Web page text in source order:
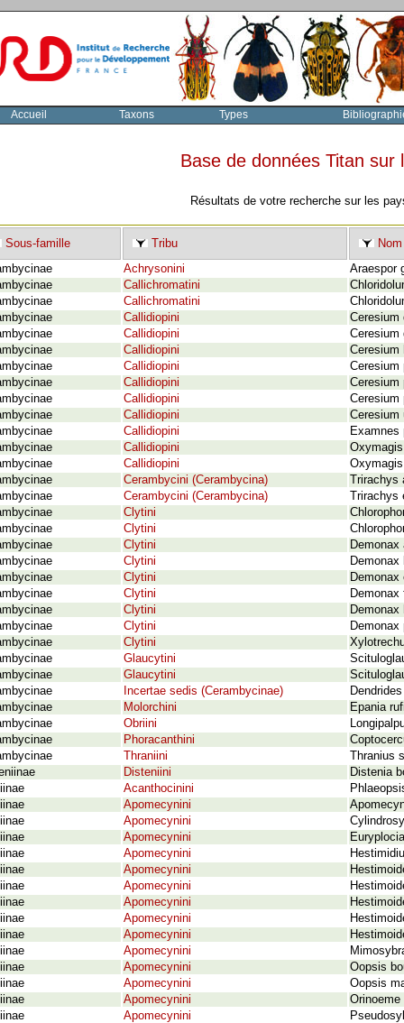
Accueil Taxons Types
Base de données Titan
Résultats de votre recherche sur les
Sous-famille Tribu
Achrysonini
Araespor
Callichromatini
Callichromatini
Callidiopini
Ceresium
Callidiopini
Ceresium
Callidiopini
Ceresium
Callidiopini
Ceresium
Callidiopini
Ceresium
Callidiopini
Ceresium
Callidiopini
Ceresium
Callidiopini
Examnes
Callidiopini
Callidiopini
Cerambycini (Cerambycina)
Cerambycini (Cerambycina)
Clytini
Clytini
Clytini
Clytini
Clytini
Clytini
Demonax
Clytini
Clytini
Clytini
Glaucytini
Glaucytini
Incertae sedis (Cerambycinae)
Molorchini
Epania
Obriini
Phoracanthini
Thraniini
Thranius
Disteniini
Distenia
Acanthocinini
Apomecynini
Apomecynini
Apomecynini
Apomecynini
Apomecynini
Apomecynini
Apomecynini
Apomecynini
Apomecynini
Apomecynini
Apomecynini
Oopsis
Apomecynini
Oopsis
Apomecynini
Apomecynini